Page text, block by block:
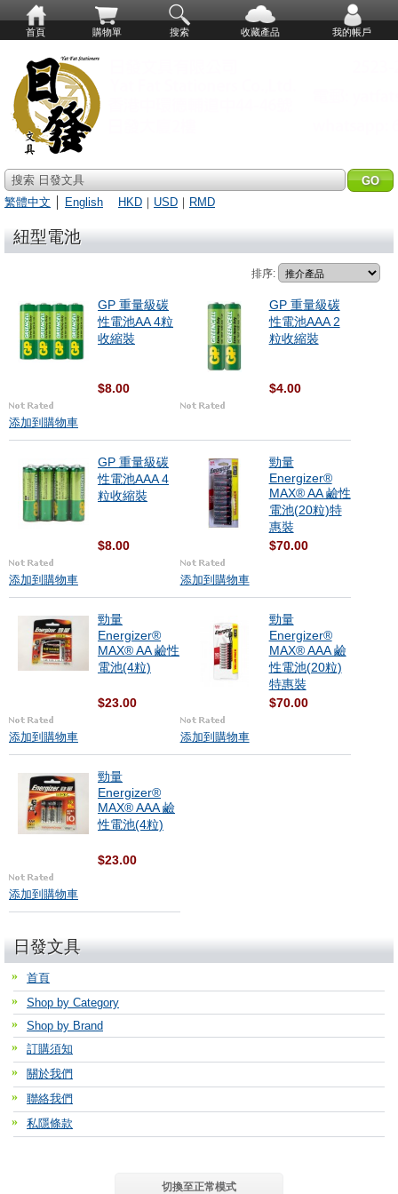
首頁 購物單 搜索 收藏產品 我的帳戶
搜索 日發文具
繁體中文
English HKD ｜ USD ｜ RMD
紐型電池
排序:
GP 重量級碳
性電池AA 4粒
收縮裝
$8.00
添加到購物車
GP 重量級碳
性電池AAA 2
粒收縮裝
$4.00
GP 重量級碳
性電池AAA 4
粒收縮裝
$8.00
添加到購物車
勁量
Energizer®
MAX® AA 鹼性
電池(20粒)特
惠裝
$70.00
添加到購物車
勁量
Energizer®
MAX® AA 鹼性
電池(4粒)
$23.00
添加到購物車
勁量
Energizer®
MAX® AAA 鹼
性電池(20粒)
特惠裝
$70.00
添加到購物車
勁量
Energizer®
MAX® AAA 鹼
性電池(4粒)
$23.00
添加到購物車
日發文具
首頁
Shop by Category
Shop by Brand
訂購須知
關於我們
聯絡我們
私隱條款
切換至正常模式